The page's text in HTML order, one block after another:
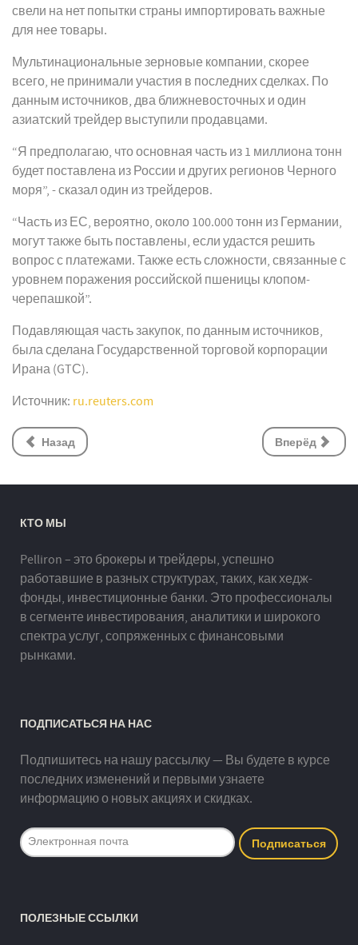
свели на нет попытки страны импортировать важные
для нее товары.
Мультинациональные зерновые компании, скорее
всего, не принимали участия в последних сделках. По
данным источников, два ближневосточных и один
азиатский трейдер выступили продавцами.
“Я предполагаю, что основная часть из 1 миллиона тонн
будет поставлена из России и других регионов Черного
моря”, - сказал один из трейдеров.
“Часть из ЕС, вероятно, около 100.000 тонн из Германии,
могут также быть поставлены, если удастся решить
вопрос с платежами. Также есть сложности, связанные с
уровнем поражения российской пшеницы клопом-
черепашкой”.
Подавляющая часть закупок, по данным источников,
была сделана Государственной торговой корпорации
Ирана (GTС).
Источник: ru.reuters.com
Назад Вперёд
КТО МЫ
Pelliron – это брокеры и трейдеры, успешно
работавшие в разных структурах, таких, как хедж-
фонды, инвестиционные банки. Это профессионалы
в сегменте инвестирования, аналитики и широкого
спектра услуг, сопряженных с финансовыми
рынками.
ПОДПИСАТЬСЯ НА НАС
Подпишитесь на нашу рассылку — Вы будете в курсе
последних изменений и первыми узнаете
информацию о новых акциях и скидках.
ПОЛЕЗНЫЕ ССЫЛКИ